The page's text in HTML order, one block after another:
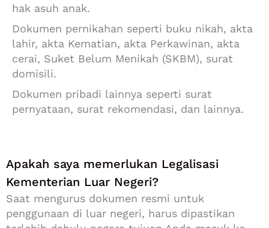
hak asuh anak.
Dokumen pernikahan seperti buku nikah, akta
lahir, akta Kematian, akta Perkawinan, akta
cerai, Suket Belum Menikah (SKBM), surat
domisili.
Dokumen pribadi lainnya seperti surat
pernyataan, surat rekomendasi, dan lainnya.
Apakah saya memerlukan Legalisasi
Kementerian Luar Negeri?
Saat mengurus dokumen resmi untuk
penggunaan di luar negeri, harus dipastikan